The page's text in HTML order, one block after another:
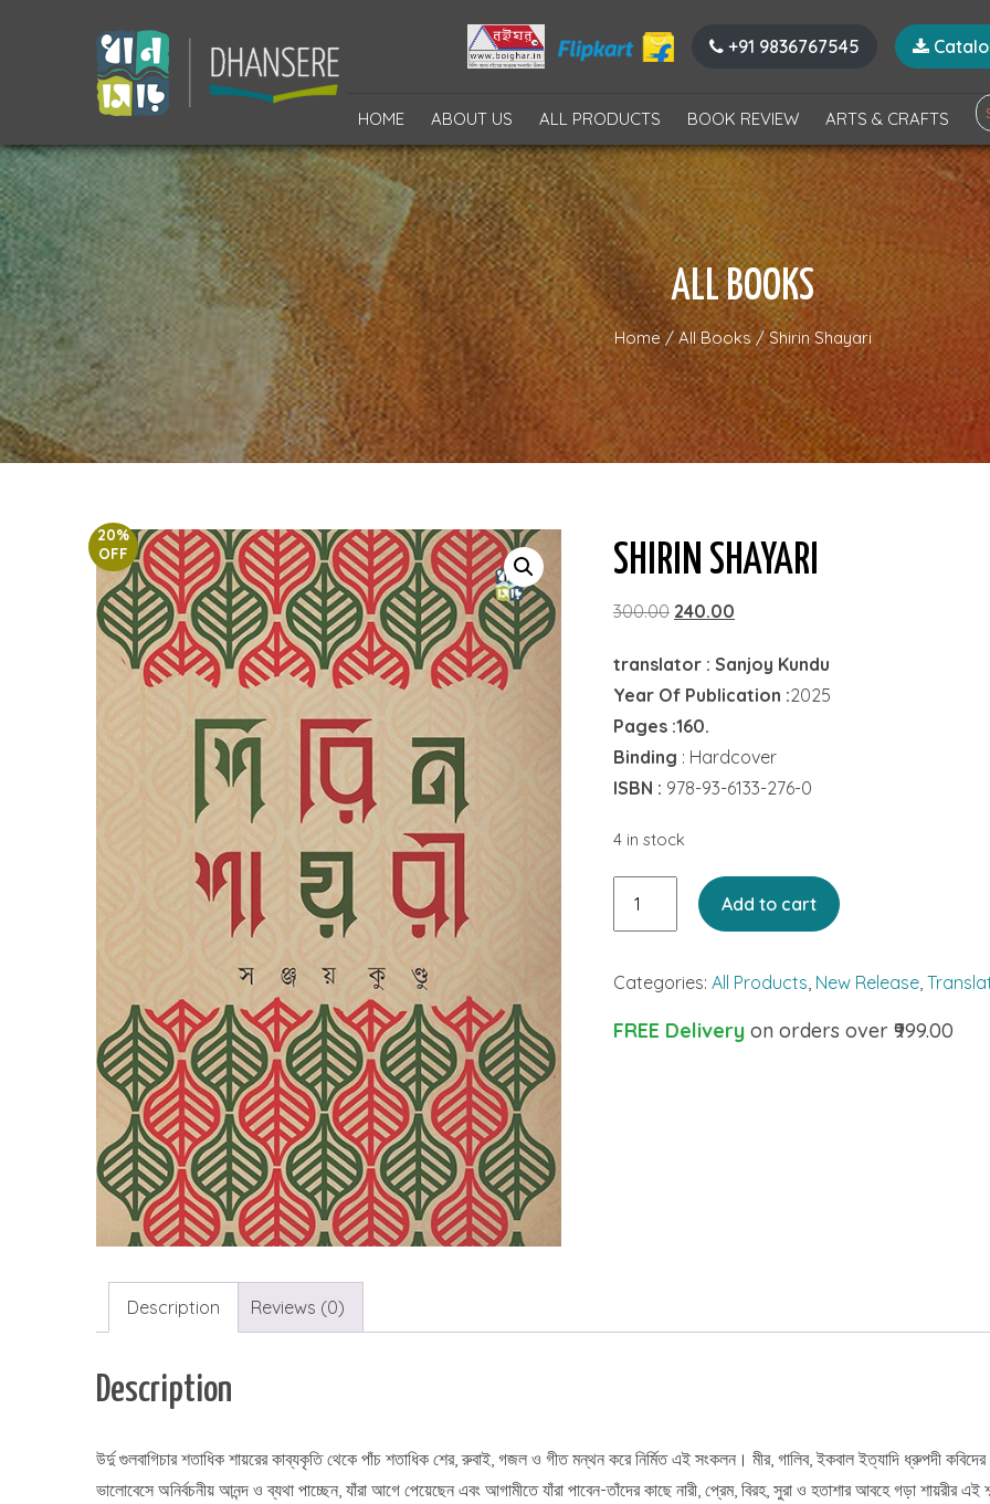
+91 9836767545
HOME ABOUT US ALL PRODUCTS BOOK REVIEW ARTS & CRAFTS
ALL BOOKS
Home/All Books/Shirin Shayari
20%
OFF
SHIRIN SHAYARI
300.00 Original
was:
₹300.00.
240.00
is:
₹240.00.
translator : Sanjoy Kundu
Year Of Publication :2025
Pages :160.
Binding : Hardcover
ISBN : 978-93-6133-276-0
4 in stock
Add to cart
Categories: All Products, New Release,
FREE Delivery on orders over ₹999.00
Description Reviews (0)
Description
উর্দু গুলবাগিচার শতাধিক শায়রের কাব্যকৃতি থেকে পাঁচ শতাধিক শের, রুবাই, গজল ও গীত মন্থন করে নির্মিত এই সংকলন। মীর, গালিব, ইকবাল ইত্যাদি ধ্রুপদী
ভালোবেসে অনির্বচনীয় আনন্দ ও ব্যথা পাচ্ছেন, যাঁরা আগে পেয়েছেন এবং আগামীতে যাঁরা পাবেন-তাঁদের কাছে নারী, প্রেম, বিরহ, সুরা ও হতাশার আবহে গড়া শায়রীর এই